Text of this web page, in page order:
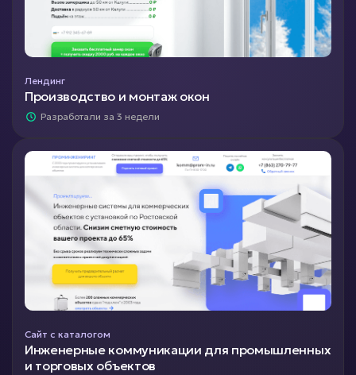
Лендинг
Производство и монтаж окон
Разработали за 3 недели
Сайт с каталогом
Инженерные коммуникации для промышленных
и торговых объектов